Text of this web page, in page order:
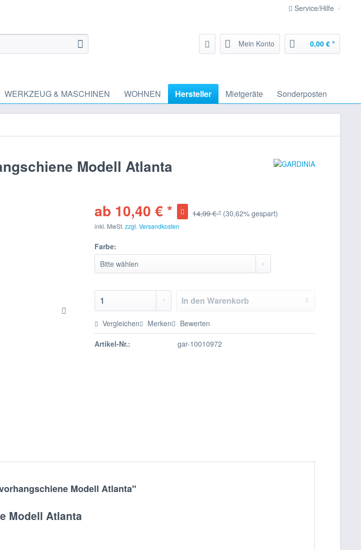
Service/Hilfe
Mein Konto 0,00 € *
WERKZEUG & MASCHINEN WOHNEN Hersteller Mietgeräte Sonderposten
Modell Atlanta
ab 10,40 € * 14,99 € * (30,62% gespart)
inkl. MwSt.zzgl. Versandkosten
Farbe:
In den Warenkorb
Vergleichen Merken Bewerten
Artikel-Nr.: gar-10010972
Modell Atlanta"
Modell Atlanta